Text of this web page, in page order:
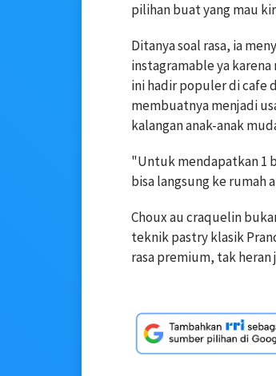
pilihan buat yang mau
Ditanya soal rasa, ia
instagramable ya
ini hadir populer di cafe
membuatnya menjadi
kalangan anak-anak
"Untuk mendapatkan 1
bisa langsung ke rumah
Choux au craquelin
teknik pastry klasik
rasa premium, tak